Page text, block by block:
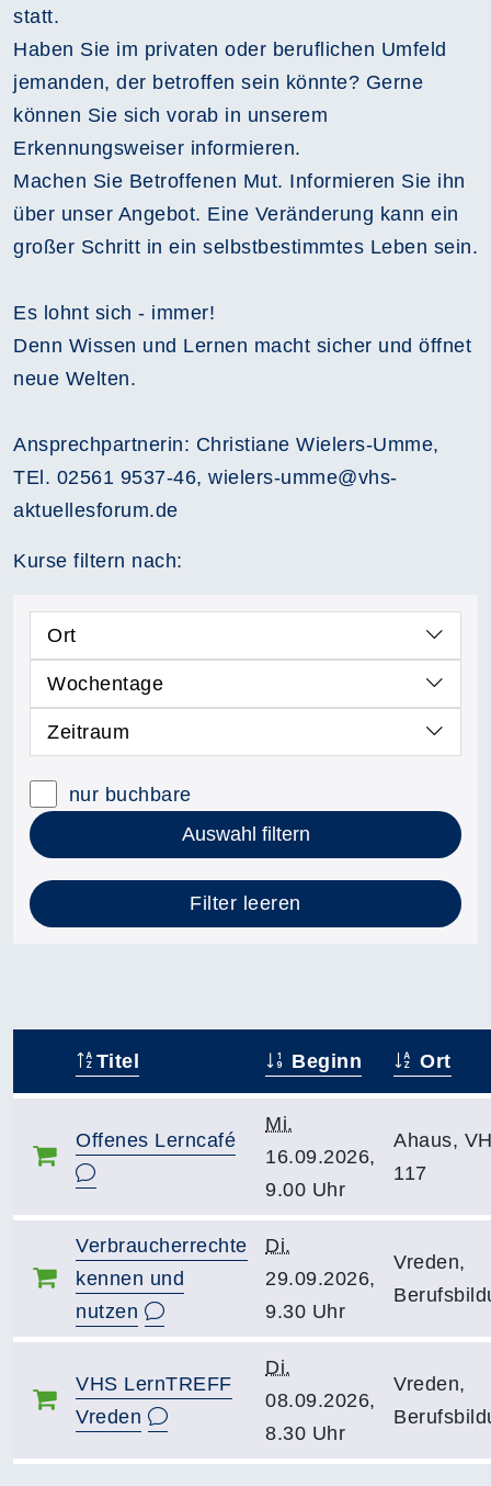
statt.
Haben Sie im privaten oder beruflichen Umfeld
jemanden, der betroffen sein könnte? Gerne
können Sie sich vorab in unserem
Erkennungsweiser informieren.
Machen Sie Betroffenen Mut. Informieren Sie ihn
über unser Angebot. Eine Veränderung kann ein
großer Schritt in ein selbstbestimmtes Leben sein.
Es lohnt sich - immer!
Denn Wissen und Lernen macht sicher und öffnet
neue Welten.
Ansprechpartnerin: Christiane Wielers-Umme,
TEl. 02561 9537-46, wielers-umme@vhs-
aktuellesforum.de
Kurse filtern nach:
Ort
Wochentage
Zeitraum
nur buchbare
Auswahl filtern
Filter leeren
Titel Beginn Ort
Offenes Lerncafé
Mi.
16.09.2026,
9.00 Uhr
Ahaus,
117
Verbraucherrechte
kennen und
nutzen
Di.
29.09.2026,
9.30 Uhr
Vreden,
VHS LernTREFF
Vreden
Di.
08.09.2026,
8.30 Uhr
Vreden,